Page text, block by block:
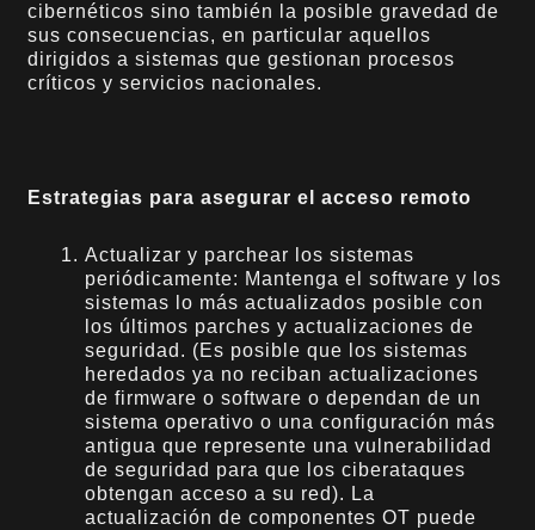
cibernéticos sino también la posible gravedad de
sus consecuencias, en particular aquellos
dirigidos a sistemas que gestionan procesos
críticos y servicios nacionales.
Estrategias para asegurar el acceso remoto
Actualizar y parchear los sistemas
periódicamente: Mantenga el software y los
sistemas lo más actualizados posible con
los últimos parches y actualizaciones de
seguridad. (Es posible que los sistemas
heredados ya no reciban actualizaciones
de firmware o software o dependan de un
sistema operativo o una configuración más
antigua que represente una vulnerabilidad
de seguridad para que los ciberataques
obtengan acceso a su red). La
actualización de componentes OT puede